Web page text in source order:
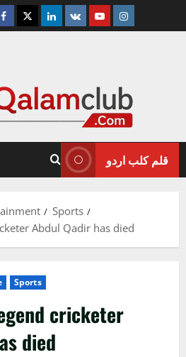
Facebook
TwitterLinkedin
VK YoutubeInstagram
قلم کلب اردو
Sports
Abdul Qadir has died
Sports
cricketer
died